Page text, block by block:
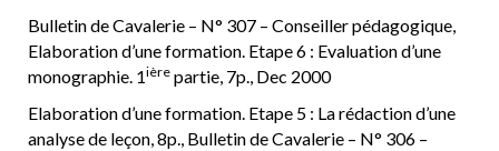
Bulletin de Cavalerie – N° 307 – Conseiller pédagogique,
Elaboration d’une formation. Etape 6 : Evaluation d’une
monographie. 1ière partie, 7p., Dec 2000
Elaboration d’une formation. Etape 5 : La rédaction d’une
analyse de leçon, 8p., Bulletin de Cavalerie – N° 306 –